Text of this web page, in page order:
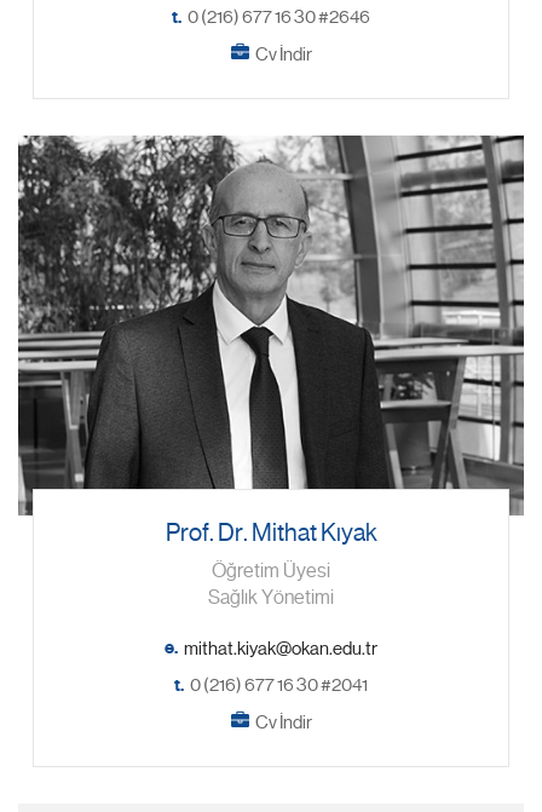
t. 0 (216) 677 16 30 #2646
Cv İndir
Prof. Dr. Mithat Kıyak
Öğretim Üyesi
Sağlık Yönetimi
e.
t. 0 (216) 677 16 30 #2041
Cv İndir